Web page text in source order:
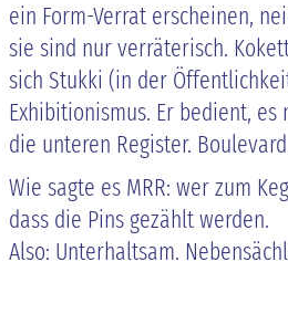
ein Form-Verrat erscheinen,
sie sind nur verräterisch.
sich Stukki (in der
Exhibitionismus. Er bedient,
die unteren Register.
Wie sagte es MRR: wer zum
dass die Pins gezählt werden.
Also: Unterhaltsam.